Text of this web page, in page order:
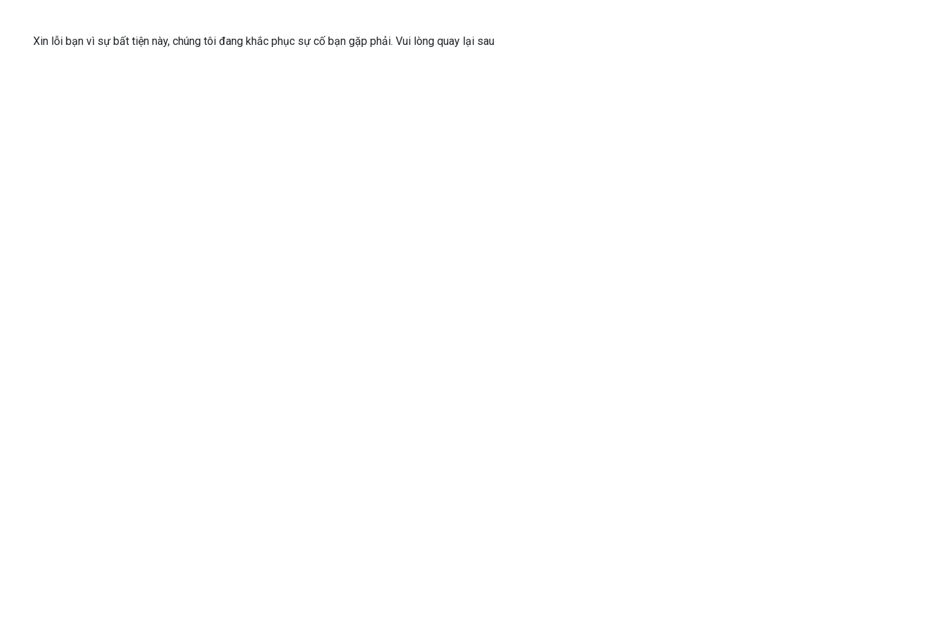
Xin lỗi bạn vì sự bất tiện này, chúng tôi đang khắc phục sự cố bạn gặp phải. Vui lòng quay lại sau